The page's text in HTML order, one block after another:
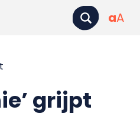
aA
grijpt